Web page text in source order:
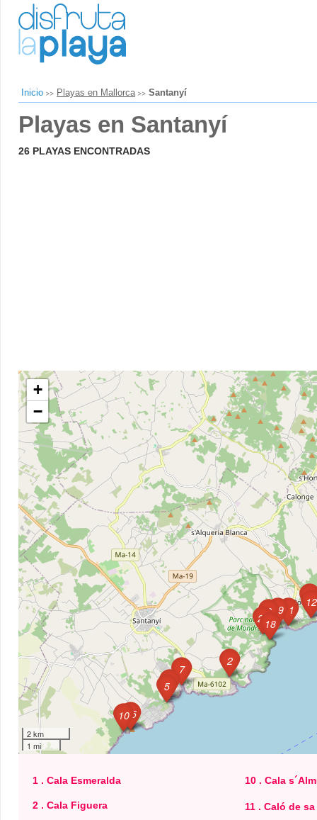
Inicio Playas en Mallorca Santanyí
Playas en Santanyí
26 PLAYAS ENCONTRADAS
2
5
6
7
10
11
12
14
15
16
18
19
20
25
+
−
2 km
1 mi
1 . Cala Esmeralda
2 . Cala Figuera
10 . Cala
11 . Caló de